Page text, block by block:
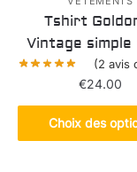
Tshirt
Vintage simple
(2 avis
€24.00
Choix desCe